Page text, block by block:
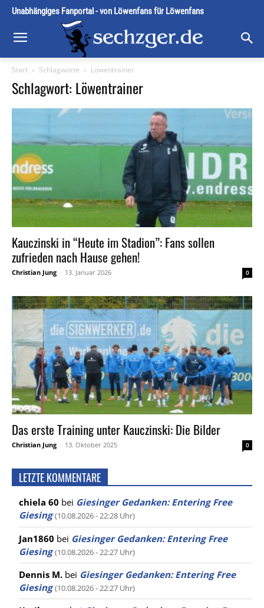
Unabhängiges Fanportal - von Löwenfans für Löwenfans
Start Schlagworte Löwentrainer
Schlagwort: Löwentrainer
Kauczinski in “Heute im Stadion”: Fans sollen
zufrieden nach Hause gehen!
Christian Jung - 13. Januar 2026 0
Das erste Training unter Kauczinski: Die Bilder
Christian Jung - 13. Oktober 2025 0
LETZTE KOMMENTARE
chiela 60 bei Giesinger Gedanken: Entering Free
Giesing (10.08.2026 - 22:28 Uhr)
Jan1860 bei Giesinger Gedanken: Entering Free
Giesing (10.08.2026 - 22:27 Uhr)
Dennis M. bei Giesinger Gedanken: Entering Free
Giesing (10.08.2026 - 22:27 Uhr)